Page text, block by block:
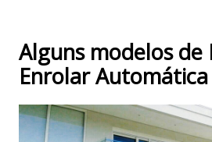
Alguns modelos de
Enrolar Automática